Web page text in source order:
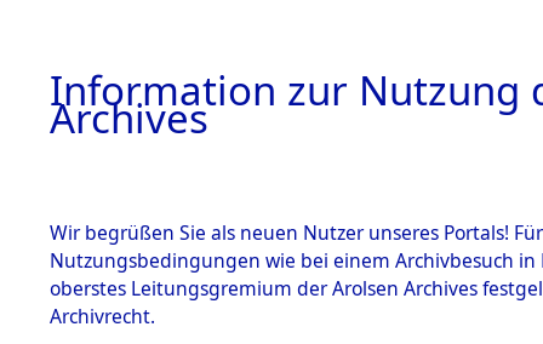
Information zur Nutzung
Archives
Wir begrüßen Sie als neuen Nutzer unseres Portals!
Nutzungsbedingungen wie bei einem Archivbesuch
oberstes Leitungsgremium der Arolsen Archives
Archivrecht.